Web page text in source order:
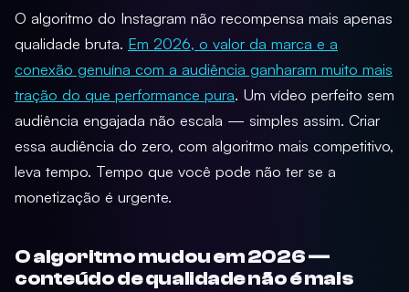
O algoritmo do Instagram não recompensa mais apenas
qualidade bruta. Em 2026, o valor da marca e a
conexão genuína com a audiência ganharam muito mais
tração do que performance pura. Um vídeo perfeito sem
audiência engajada não escala — simples assim. Criar
essa audiência do zero, com algoritmo mais competitivo,
leva tempo. Tempo que você pode não ter se a
monetização é urgente.
O algoritmo mudou em 2026 —
conteúdo de qualidade não é mais